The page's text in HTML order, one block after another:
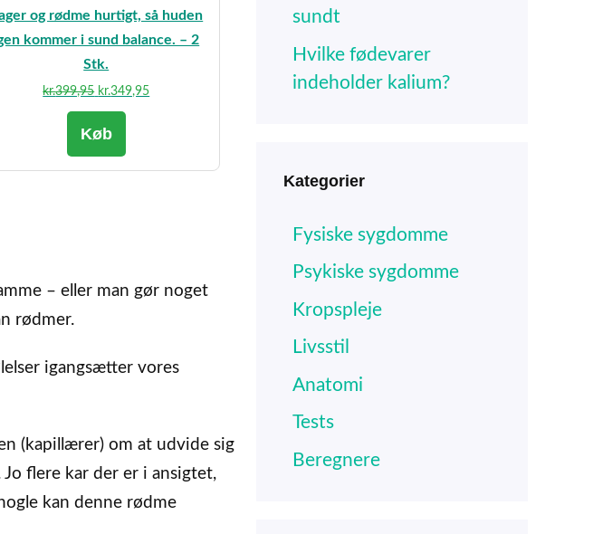
og rødme hurtigt, så huden
kommer i sund balance. – 2
Stk.
kr.399,95 Den
oprindelige
pris
kr.399,95.
kr.349,95Den
kr.349,95.
Køb
– eller man gør noget
rødmer.
igangsætter vores
(kapillærer) om at udvide sig
flere kar der er i ansigtet,
kan denne rødme
sundt
Hvilke fødevarer
indeholder kalium?
Kategorier
Fysiske sygdomme
Psykiske sygdomme
Kropspleje
Livsstil
Anatomi
Tests
Beregnere